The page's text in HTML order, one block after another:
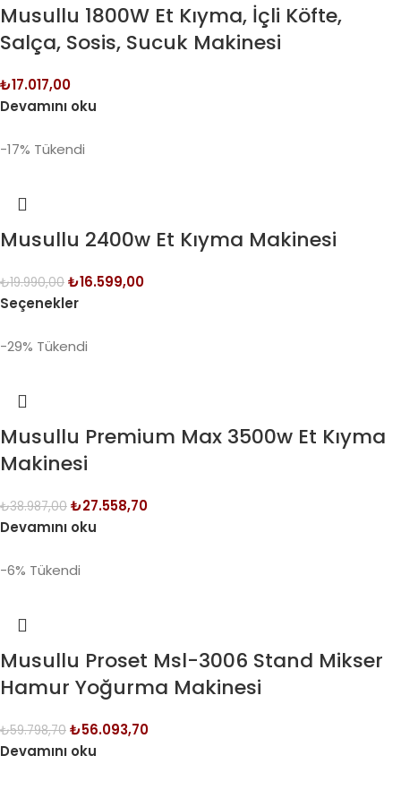
Musullu 1800W Et Kıyma, İçli Köfte,
Salça, Sosis, Sucuk Makinesi
₺17.017,00
Devamını oku
-17% Tükendi
Musullu 2400w Et Kıyma Makinesi
₺19.990,00 ₺16.599,00
Seçenekler
-29% Tükendi
Musullu Premium Max 3500w Et Kıyma
Makinesi
₺38.987,00 ₺27.558,70
Devamını oku
-6% Tükendi
Musullu Proset Msl-3006 Stand Mikser
Hamur Yoğurma Makinesi
₺59.798,70 ₺56.093,70
Devamını oku